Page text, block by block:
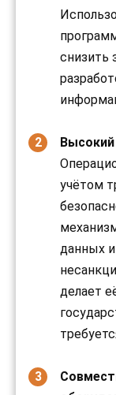
снизить
учётом
данных
делает